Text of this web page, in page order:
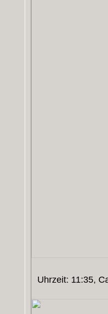
Uhrzeit: 11:35,